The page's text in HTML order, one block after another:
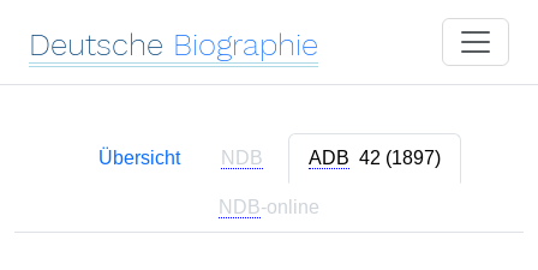
Deutsche Biographie
Übersicht NDB ADB 42 (1897)
NDB-online